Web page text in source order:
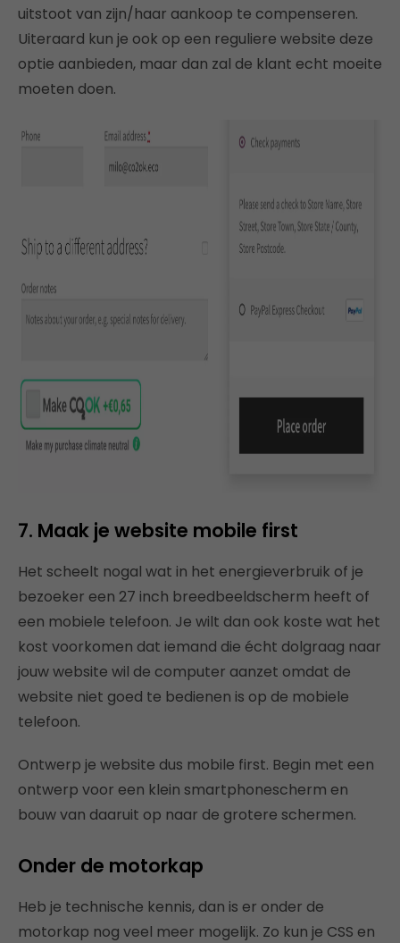
uitstoot van zijn/haar aankoop te compenseren.
Uiteraard kun je ook op een reguliere website deze
optie aanbieden, maar dan zal de klant echt moeite
moeten doen.
7. Maak je website mobile first
Het scheelt nogal wat in het energieverbruik of je
bezoeker een 27 inch breedbeeldscherm heeft of
een mobiele telefoon. Je wilt dan ook koste wat het
kost voorkomen dat iemand die écht dolgraag naar
jouw website wil de computer aanzet omdat de
website niet goed te bedienen is op de mobiele
telefoon.
Ontwerp je website dus mobile first. Begin met een
ontwerp voor een klein smartphonescherm en
bouw van daaruit op naar de grotere schermen.
Onder de motorkap
Heb je technische kennis, dan is er onder de
motorkap nog veel meer mogelijk. Zo kun je CSS en